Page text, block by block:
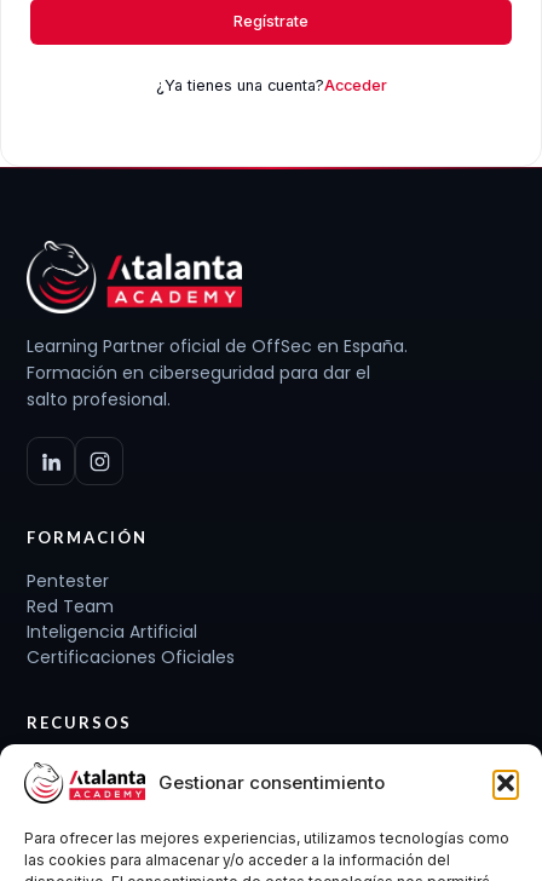
Gestionar consentimiento
Para ofrecer las mejores experiencias, utilizamos tecnologías como
las cookies para almacenar y/o acceder a la información del
Regístrate
¿Ya tienes una cuenta?Acceder
Learning Partner oficial de OffSec en España.
Formación en ciberseguridad para dar el
salto profesional.
FORMACIÓN
Pentester
Red Team
Inteligencia Artificial
Certificaciones Oficiales
RECURSOS
Planes de carrera
Cursos y Packs
Conócenos